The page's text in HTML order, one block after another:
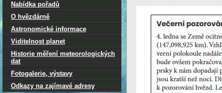
Nabídka pořadů
O hvězdárně
Astronomické informace
Viditelnost planet
Historie měření meteorologických
dat
Fotogalerie, výstavy
Odkazy na zajímavé adresy